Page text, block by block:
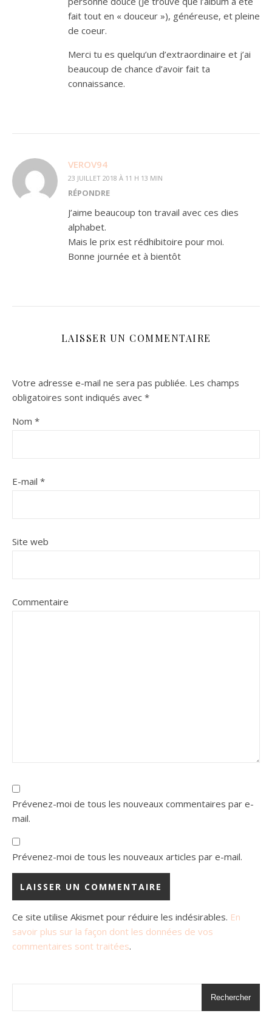
fait tout en « douceur »), généreuse, et pleine
de coeur.
Merci tu es quelqu’un d’extraordinaire et j’ai
beaucoup de chance d’avoir fait ta
connaissance.
VEROV94
23 JUILLET 2018 À 11 H 13 MIN
RÉPONDRE
J’aime beaucoup ton travail avec ces dies
alphabet.
Mais le prix est rédhibitoire pour moi.
Bonne journée et à bientôt
LAISSER UN COMMENTAIRE
Votre adresse e-mail ne sera pas publiée. Les champs
obligatoires sont indiqués avec *
Nom *
E-mail *
Site web
Commentaire
Prévenez-moi de tous les nouveaux commentaires par e-
mail.
Prévenez-moi de tous les nouveaux articles par e-mail.
Ce site utilise Akismet pour réduire les indésirables. En
savoir plus sur la façon dont les données de vos
commentaires sont traitées.
Rechercher